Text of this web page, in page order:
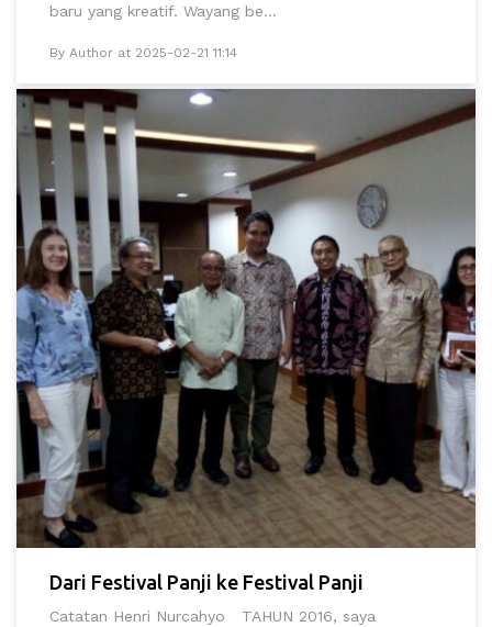
baru yang kreatif. Wayang be...
By Author at 2025-02-21 11:14
Dari Festival Panji ke Festival Panji
Catatan Henri Nurcahyo TAHUN 2016, saya